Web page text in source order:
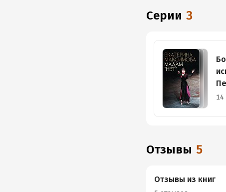
Серии 3
14
Отзывы 5
Отзывы из книг